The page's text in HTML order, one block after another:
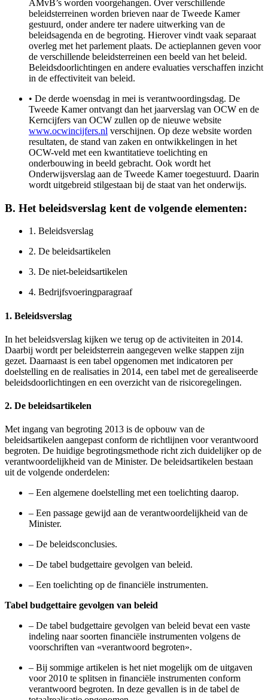
AMvB’s worden voorgehangen. Over verschillende
beleidsterreinen worden brieven naar de Tweede Kamer
gestuurd, onder andere ter nadere uitwerking van de
beleidsagenda en de begroting. Hierover vindt vaak separaat
overleg met het parlement plaats. De actieplannen geven voor
de verschillende beleidsterreinen een beeld van het beleid.
Beleidsdoorlichtingen en andere evaluaties verschaffen inzicht
in de effectiviteit van beleid.
• De derde woensdag in mei is verantwoordingsdag. De
Tweede Kamer ontvangt dan het jaarverslag van OCW en de
Kerncijfers van OCW zullen op de nieuwe website
www.ocwincijfers.nl verschijnen. Op deze website worden
resultaten, de stand van zaken en ontwikkelingen in het
OCW-veld met een kwantitatieve toelichting en
onderbouwing in beeld gebracht. Ook wordt het
Onderwijsverslag aan de Tweede Kamer toegestuurd. Daarin
wordt uitgebreid stilgestaan bij de staat van het onderwijs.
B. Het beleidsverslag kent de volgende elementen:
1. Beleidsverslag
2. De beleidsartikelen
3. De niet-beleidsartikelen
4. Bedrijfsvoeringparagraaf
1. Beleidsverslag
In het beleidsverslag kijken we terug op de activiteiten in 2014.
Daarbij wordt per beleidsterrein aangegeven welke stappen zijn
gezet. Daarnaast is een tabel opgenomen met indicatoren per
doelstelling en de realisaties in 2014, een tabel met de gerealiseerde
beleidsdoorlichtingen en een overzicht van de risicoregelingen.
2. De beleidsartikelen
Met ingang van begroting 2013 is de opbouw van de
beleidsartikelen aangepast conform de richtlijnen voor verantwoord
begroten. De huidige begrotingsmethode richt zich duidelijker op de
verantwoordelijkheid van de Minister. De beleidsartikelen bestaan
uit de volgende onderdelen:
– Een algemene doelstelling met een toelichting daarop.
– Een passage gewijd aan de verantwoordelijkheid van de
Minister.
– De beleidsconclusies.
– De tabel budgettaire gevolgen van beleid.
– Een toelichting op de financiële instrumenten.
Tabel budgettaire gevolgen van beleid
– De tabel budgettaire gevolgen van beleid bevat een vaste
indeling naar soorten financiële instrumenten volgens de
voorschriften van «verantwoord begroten».
– Bij sommige artikelen is het niet mogelijk om de uitgaven
voor 2010 te splitsen in financiële instrumenten conform
verantwoord begroten. In deze gevallen is in de tabel de